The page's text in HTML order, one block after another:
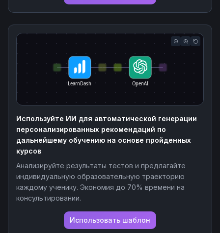
LearnDash OpenAI
Используйте ИИ для автоматической генерации
персонализированных рекомендаций по
дальнейшему обучению на основе пройденных
курсов
Анализируйте результаты тестов и предлагайте
индивидуальную образовательную траекторию
каждому ученику. Экономия до 70% времени на
консультировании.
Использовать шаблон